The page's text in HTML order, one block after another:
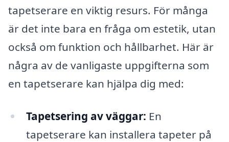
tapetserare en viktig resurs. För många
är det inte bara en fråga om estetik, utan
också om funktion och hållbarhet. Här är
några av de vanligaste uppgifterna som
en tapetserare kan hjälpa dig med:
Tapetsering av väggar: En
tapetserare kan installera tapeter på